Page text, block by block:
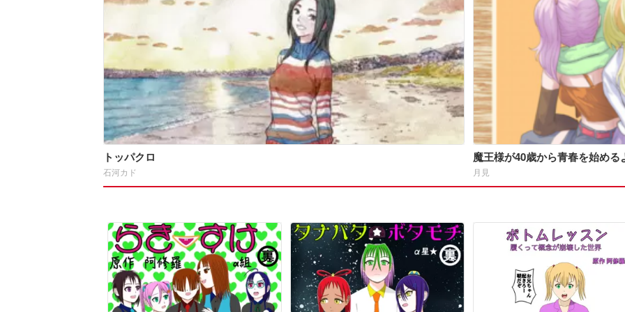
トッパクロ
石河カド
魔王様が40歳から青春を始める
月見